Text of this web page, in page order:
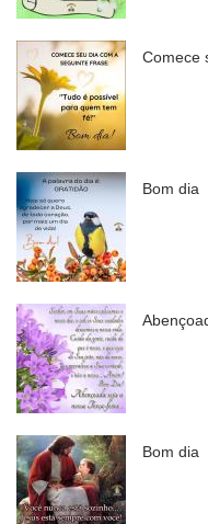
Comece
Bom dia
Bom dia